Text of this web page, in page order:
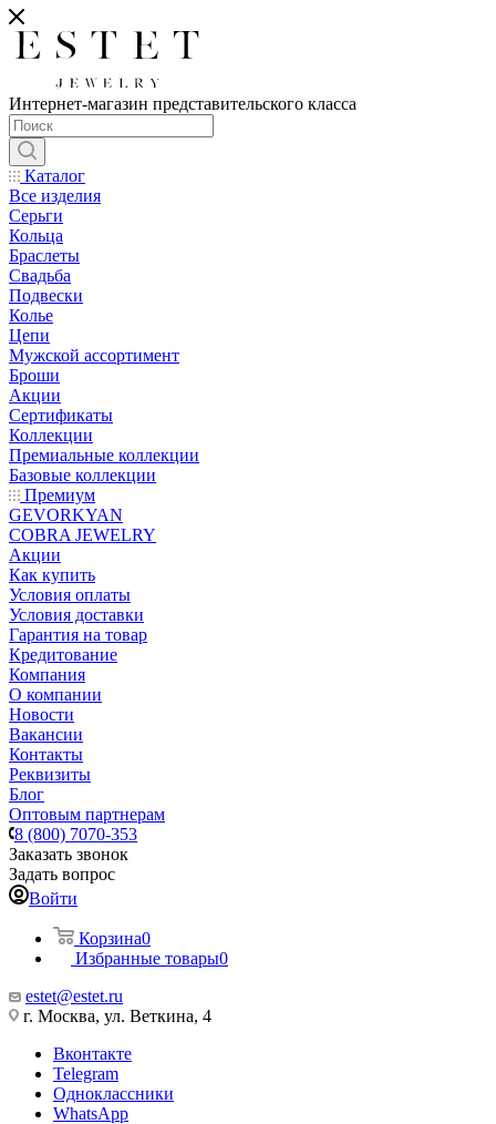
Интернет-магазин представительского класса
Каталог
Все изделия
Серьги
Кольца
Браслеты
Свадьба
Подвески
Колье
Цепи
Мужской ассортимент
Броши
Акции
Сертификаты
Коллекции
Премиальные коллекции
Базовые коллекции
Премиум
GEVORKYAN
COBRA JEWELRY
Акции
Как купить
Условия оплаты
Условия доставки
Гарантия на товар
Кредитование
Компания
О компании
Новости
Вакансии
Контакты
Реквизиты
Блог
Оптовым партнерам
8 (800) 7070-353
Заказать звонок
Задать вопрос
Войти
Корзина0
Избранные товары0
estet@estet.ru
г. Москва, ул. Веткина, 4
Вконтакте
Telegram
Одноклассники
WhatsApp